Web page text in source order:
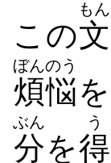
この文
もん
煩悩
ぼんのう
を
分
ぶん
を得
う